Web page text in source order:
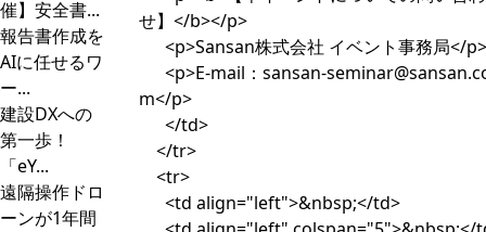
催】安全書...
報告書作成を
AIに任せるワ
ー...
建設DXへの
第一歩！
「eY...
遠隔操作ドロ
ーンが1年間
せ】</b></p>
<p>Sansan株式会社 イベント事務局</p>
<p>E-mail： sansan-
m</p>
</td>
</tr>
<tr>
<td align="left">&nbsp;</td>